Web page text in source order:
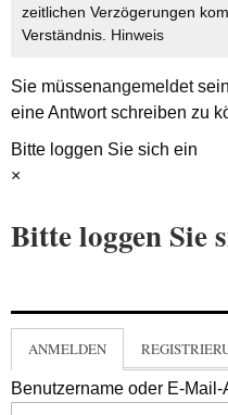
zeitlichen Verzögerungen
Verständnis. Hinweis
Sie müssenangemeldet
eine Antwort schreiben zu
Bitte loggen Sie sich ein
×
Bitte loggen Sie
ANMELDEN
Benutzername oder E-Mail-